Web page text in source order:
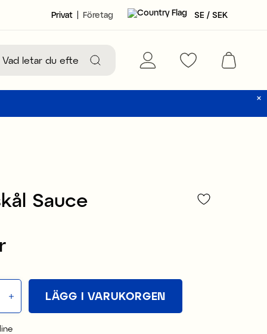
Privat Företag SE / SEK
Sauce
kr
LÄGG I VARUKORGEN